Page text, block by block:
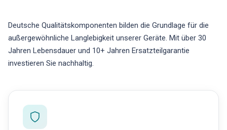
Deutsche Qualitätskomponenten bilden die Grundlage für die
außergewöhnliche Langlebigkeit unserer Geräte. Mit über 30
Jahren Lebensdauer und 10+ Jahren Ersatzteilgarantie
investieren Sie nachhaltig.